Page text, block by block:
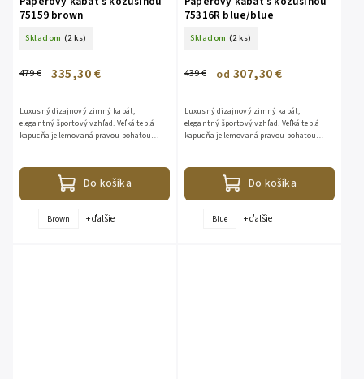
75159 brown
Skladom (2 ks)
479 € 335,30 €
Do košíka
Luxusný dizajnový zimný kabát,
elegantný športový vzhľad. Veľká teplá
kapucňa je lemovaná pravou bohatou
Brown + ďalšie
75316R blue/blue
Skladom (2 ks)
439 € od 307,30 €
Do košíka
Luxusný dizajnový zimný kabát,
elegantný športový vzhľad. Veľká teplá
kapucňa je lemovaná pravou bohatou
Blue + ďalšie